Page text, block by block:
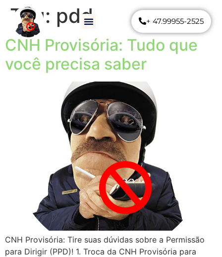
+ 47.99955-2525
Tag: pdd
CNH Provisória: Tudo que
você precisa saber
CNH Provisória: Tire suas dúvidas sobre a Permissão
para Dirigir (PPD)! 1. Troca da CNH Provisória para